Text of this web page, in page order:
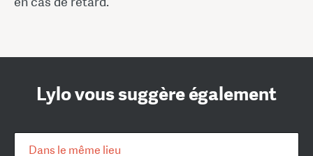
Lylo vous suggère également
Dans le même lieu